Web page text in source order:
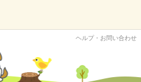
ヘルプ・お問い合わせ